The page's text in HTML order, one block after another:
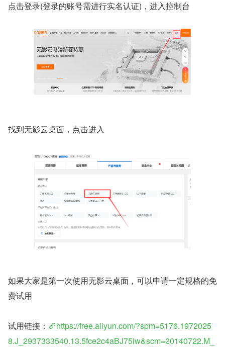
点击登录(登录的账号需进行实名认证)，进入控制台
找到无影云桌面，点击进入
如果大家是第一次使用无影云桌面，可以申请一定规格的免
费试用
试用链接：
https://free.aliyun.com/?spm=5176.1972025
8.J_2937333540.13.5fce2c4aBJ75iw&scm=20140722.M_